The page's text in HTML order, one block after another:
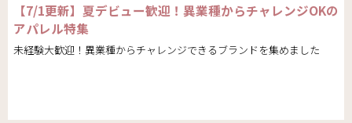
【7/1更新】夏デビュー歓迎！異業種からチャレンジOKの
アパレル特集
未経験大歓迎！異業種からチャレンジできるブランドを集めました